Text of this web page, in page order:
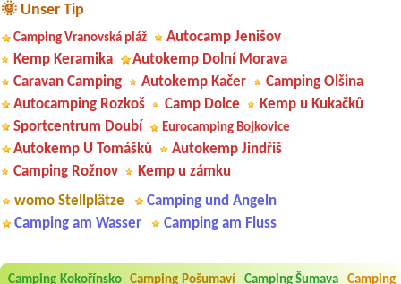
🌞 Unser Tip
Camping Vranovská pláž
Autocamp Jenišov
Kemp Keramika
Autokemp Dolní Morava
Caravan Camping
Autokemp Kačer
Camping Olšina
Autocamping Rozkoš
Camp Dolce
Kemp u Kukačků
Sportcentrum Doubí
Eurocamping Bojkovice
Autokemp U Tomášků
Autokemp Jindřiš
Camping Rožnov
Kemp u zámku
womo Stellplätze
Camping und Angeln
Camping am Wasser
Camping am Fluss
Camping Kokořínsko Camping Pošumaví Camping Šumava Camping
Aneta Melicharová***